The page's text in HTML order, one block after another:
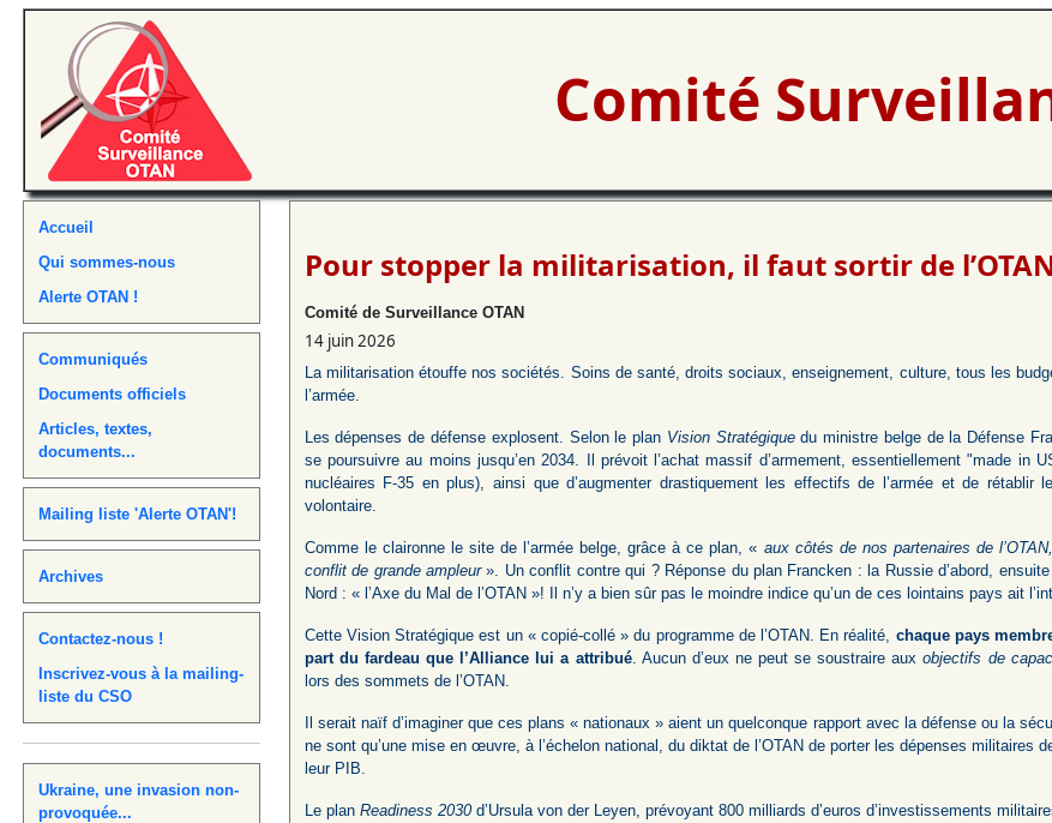
Comité
Accueil
Qui sommes-nous
Alerte OTAN !
Communiqués
Documents officiels
Articles, textes,
documents...
Mailing liste 'Alerte OTAN'!
Archives
Contactez-nous !
Inscrivez-vous à la mailing-
liste du CSO
Ukraine, une invasion non-
provoquée...
Pour stopper la militarisation, il faut sortir de
Comité de Surveillance OTAN
14 juin 2026
La militarisation étouffe nos sociétés. Soins de santé, droits sociaux, enseignement, culture, tous les
l’armée.
Les dépenses de défense explosent. Selon le plan Vision Stratégiquedu ministre belge de la Défense
se poursuivre au moins jusqu’en 2034. Il prévoit l’achat massif d’armement, essentiellement "made in
nucléaires F-35 en plus), ainsi que d’augmenter drastiquement les effectifs de l’armée et de rétablir
volontaire.
Comme le claironne le site de l’armée belge, grâce à ce plan, « aux côtés de nos partenaires de
conflit de grande ampleur». Un conflit contre qui ? Réponse du plan Francken : la Russie d’abord,
Nord : « l’Axe du Mal de l’OTAN »! Il n’y a bien sûr pas le moindre indice qu’un de ces lointains pays ait
Cette Vision Stratégique est un « copié-collé » du programme de l’OTAN. En réalité, chaque pays
part du fardeau que l’Alliance lui a attribué. Aucun d’eux ne peut se soustraire auxobjectifs de
lors des sommets de l’OTAN.
Il serait naïf d’imaginer que ces plans « nationaux » aient un quelconque rapport avec la défense ou la
ne sont qu’une mise en œuvre, à l’échelon national, du diktat de l’OTAN de porter les dépenses militaires
leur PIB.
Le plan Readiness 2030d’Ursula von der Leyen, prévoyant 800 milliards d’euros d’investissements